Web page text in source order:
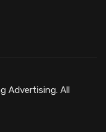
Advertising. All